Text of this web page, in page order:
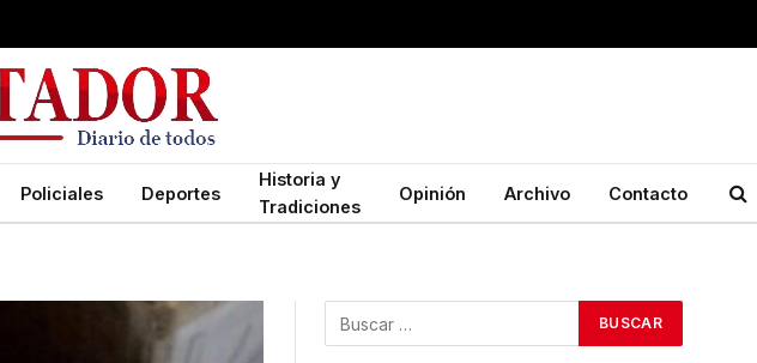
Policiales Deportes
Historia y
Tradiciones
Opinión Archivo Contacto